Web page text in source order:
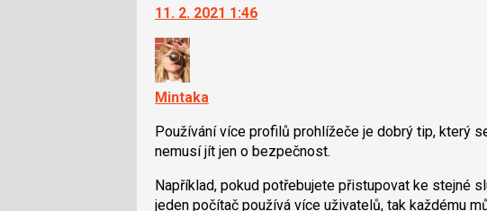
11. 2. 2021 1:46
Mintaka
Používání více profilů prohlížeče je dobrý tip, který
nemusí jít jen o bezpečnost.
Například, pokud potřebujete přistupovat ke stejné
jeden počítač používá více uživatelů, tak každému